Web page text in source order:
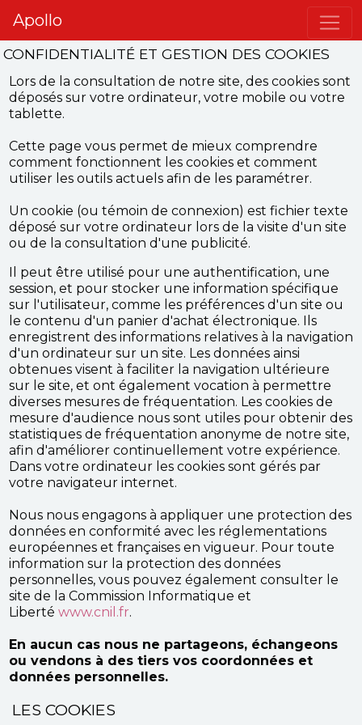
Apollo
CONFIDENTIALITÉ ET GESTION DES COOKIES
Lors de la consultation de notre site, des cookies sont
déposés sur votre ordinateur, votre mobile ou votre
tablette.
Cette page vous permet de mieux comprendre
comment fonctionnent les cookies et comment
utiliser les outils actuels afin de les paramétrer.
Un cookie (ou témoin de connexion) est fichier texte
déposé sur votre ordinateur lors de la visite d'un site
ou de la consultation d'une publicité.
Il peut être utilisé pour une authentification, une
session, et pour stocker une information spécifique
sur l'utilisateur, comme les préférences d'un site ou
le contenu d'un panier d'achat électronique. Ils
enregistrent des informations relatives à la navigation
d'un ordinateur sur un site. Les données ainsi
obtenues visent à faciliter la navigation ultérieure
sur le site, et ont également vocation à permettre
diverses mesures de fréquentation. Les cookies de
mesure d'audience nous sont utiles pour obtenir des
statistiques de fréquentation anonyme de notre site,
afin d'améliorer continuellement votre expérience.
Dans votre ordinateur les cookies sont gérés par
votre navigateur internet.
Nous nous engagons à appliquer une protection des
données en conformité avec les réglementations
européennes et françaises en vigueur. Pour toute
information sur la protection des données
personnelles, vous pouvez également consulter le
site de la Commission Informatique et
Liberté www.cnil.fr.
En aucun cas nous ne partageons, échangeons
ou vendons à des tiers vos coordonnées et
données personnelles.
LES COOKIES